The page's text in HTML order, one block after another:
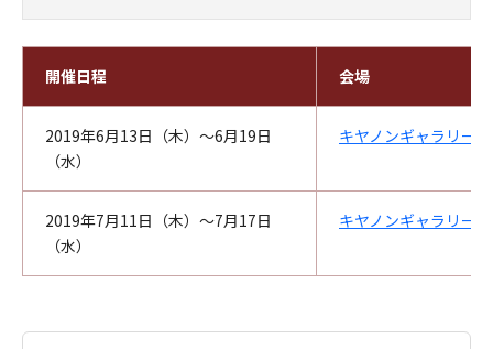
開催日程 会場
2019年6月13日（木）～6月19日
（水）
キヤノンギャラリー
2019年7月11日（木）～7月17日
（水）
キヤノンギャラリー